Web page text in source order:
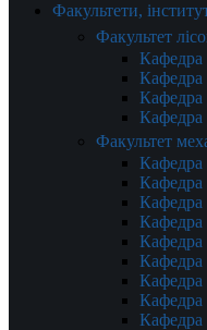
Факультети,
Факультет
Кафедра
Кафедра
Кафедра
Кафедра
Факультет
Кафедра
Кафедра
Кафедра
Кафедра
Кафедра
Кафедра
Кафедра
Кафедра
Кафедра